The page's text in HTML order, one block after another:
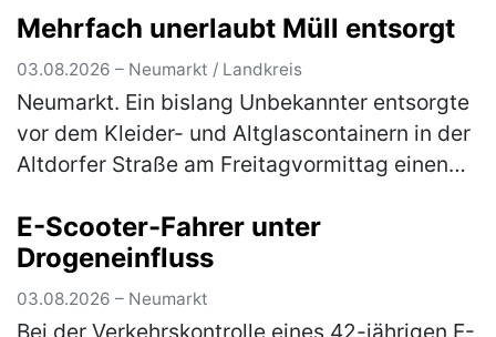
scannte er nicht und wollte den Laden ohne
d…(mehr)
Mehrfach unerlaubt Müll entsorgt
03.08.2026 – Neumarkt / Landkreis
Neumarkt. Ein bislang Unbekannter entsorgte
vor dem Kleider- und Altglascontainern in der
Altdorfer Straße am Freitagvormittag einen
konnte sich das Kennzeic…(mehr)
E-Scooter-Fahrer unter
Drogeneinfluss
03.08.2026 – Neumarkt